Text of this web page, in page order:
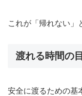
これが「帰れない」
渡れる時間の
安全に渡るための基